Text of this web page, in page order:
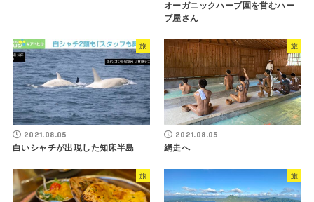
オーガニックハーブ園を営むハー
ブ屋さん
旅
2021.08.05
白いシャチが出現した知床半島
旅
2021.08.05
網走へ
旅 旅